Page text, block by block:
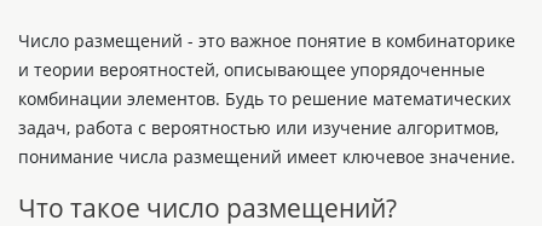
Число размещений - это важное понятие в комбинаторике
и теории вероятностей, описывающее упорядоченные
комбинации элементов. Будь то решение математических
задач, работа с вероятностью или изучение алгоритмов,
понимание числа размещений имеет ключевое значение.
Что такое число размещений?